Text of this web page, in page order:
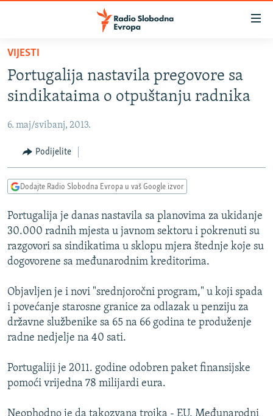
Pređite
glavni
sadržaj
na
navigaciju
Pređite
na
BOSNA I HERCEGOVINA
KOSOVO
CRNA GORA
VIDEO
FOTOGALERIJE
INFOGRAFIKE
PODCASTI
RAT U UKRAJINI
KINA NA BALKANU
RSE PRIČE IZ SVIJETA
ISPRIČAJ MI
DNEVNO@RSE
SPECIJALI RSE
GENOCID U SREBRENICI
PRATITE NAS
VIJESTI
Portugalija nastavila pregovore sa
sindikataima o otpuštanju radnika
6. maj/svibanj, 2013.
Podijelite
Dodajte Radio Slobodna Evropa u vaš Google izvor
Portugalija je danas nastavila sa planovima za ukidanje
30.000 radnih mjesta u javnom sektoru i pokrenuti su
razgovori sa sindikatima u sklopu mjera štednje koje su
dogovorene sa međunarodnim kreditorima.
Objavljen je i novi "srednjoročni program," u koji spada
i povećanje starosne granice za odlazak u penziju za
državne službenike sa 65 na 66 godina te produženje
radne nedjelje na 40 sati.
Portugaliji je 2011. godine odobren paket finansijske
pomoći vrijedna 78 milijardi eura.